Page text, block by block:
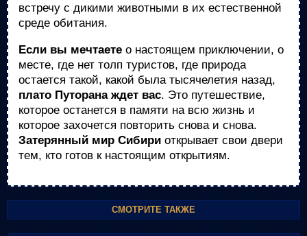
встречу с дикими животными в их естественной
среде обитания.
Если вы мечтаете о настоящем приключении, о
месте, где нет толп туристов, где природа
остается такой, какой была тысячелетия назад,
плато Путорана ждет вас. Это путешествие,
которое останется в памяти на всю жизнь и
которое захочется повторить снова и снова.
Затерянный мир Сибири открывает свои двери
тем, кто готов к настоящим открытиям.
СМОТРИТЕ ТАКЖЕ